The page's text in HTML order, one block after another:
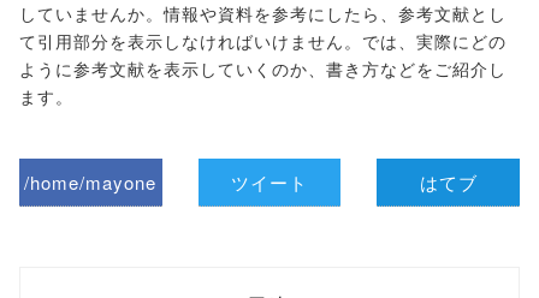
していませんか。情報や資料を参考にしたら、参考文献とし
て引用部分を表示しなければいけません。では、実際にどの
ように参考文献を表示していくのか、書き方などをご紹介し
ます。
/home/mayone
ツイート はてブ